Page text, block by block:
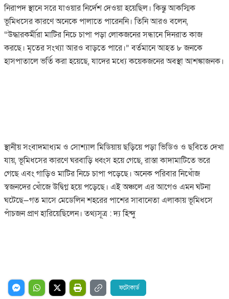
নিরাপদ স্থানে সরে যাওয়ার নির্দেশ দেওয়া হয়েছিল। কিন্তু আকস্মিক
ভূমিধসের কারণে অনেকে পালাতে পারেননি। তিনি আরও বলেন,
“উদ্ধারকর্মীরা মাটির নিচে চাপা পড়া লোকজনের সন্ধানে দিনরাত কাজ
করছে। মৃতের সংখ্যা আরও বাড়তে পারে।” বর্তমানে আহত ৮ জনকে
হাসপাতালে ভর্তি করা হয়েছে, যাদের মধ্যে কয়েকজনের অবস্থা আশঙ্কাজনক।
স্থানীয় সংবাদমাধ্যম ও সোশ্যাল মিডিয়ায় ছড়িয়ে পড়া ভিডিও ও ছবিতে দেখা
যায়, ভূমিধসের কারণে ঘরবাড়ি ধ্বংস হয়ে গেছে, রাস্তা কাদামাটিতে ভরে
গেছে এবং গাড়িও মাটির নিচে চাপা পড়েছে। অনেক পরিবার নিখোঁজ
স্বজনদের খোঁজে উদ্বিগ্ন হয়ে পড়েছে। এই অঞ্চলে এর আগেও এমন ঘটনা
ঘটেছে—গত মাসে মেডেলিন শহরের পাশের সাবানেতা এলাকায় ভূমিধসে
পাঁচজন প্রাণ হারিয়েছিলেন। তথ্যসূত্র : দ্য হিন্দু
ফটোকার্ড